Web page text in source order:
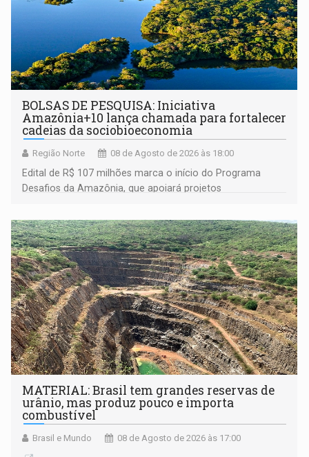
BOLSAS DE PESQUISA: Iniciativa
Amazônia+10 lança chamada para fortalecer
cadeias da sociobioeconomia
Região Norte 08 de Agosto de 2026 às 18:00
Edital de R$ 107 milhões marca o início do Programa
Desafios da Amazônia, que apoiará projetos
submissão de pré-propostas poderá ser feita até 1º de
setembro
MATERIAL: Brasil tem grandes reservas de
urânio, mas produz pouco e importa
combustível
Brasil e Mundo 08 de Agosto de 2026 às 17:00